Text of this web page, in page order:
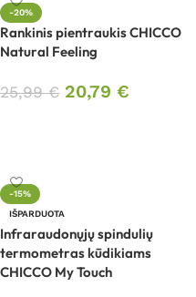
-20%
Rankinis pientraukis CHICCO
Natural Feeling
25,99€ 20,79 €
-15%
IŠPARDUOTA
Infraraudonųjų spindulių
termometras kūdikiams
CHICCO My Touch